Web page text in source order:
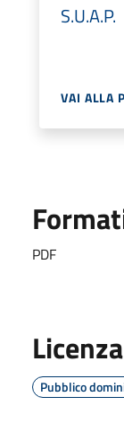
S.U.A.P.
VAI ALLA
PDF
Pubblico